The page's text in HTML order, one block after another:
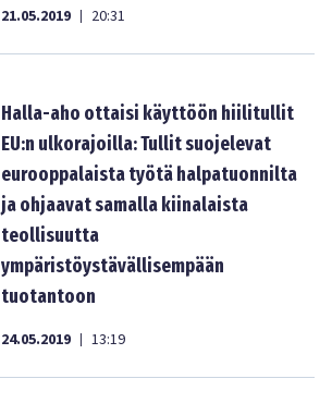
21.05.2019 | 20:31
Halla-aho ottaisi käyttöön hiilitullit
EU:n ulkorajoilla: Tullit suojelevat
eurooppalaista työtä halpatuonnilta
ja ohjaavat samalla kiinalaista
teollisuutta
ympäristöystävällisempään
tuotantoon
24.05.2019 | 13:19